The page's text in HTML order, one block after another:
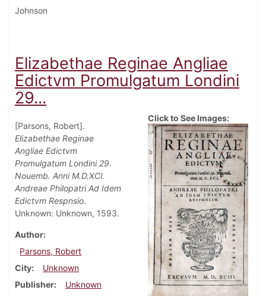
Johnson
Elizabethae Reginae Angliae
Edictvm Promulgatum Londini
29...
[Parsons, Robert].
Elizabethae Reginae
Angliae Edictvm
Promulgatum Londini 29.
Nouemb. Anni M.D.XCI.
Andreae Philopatri Ad Idem
Edictvm Respnsio.
Unknown: Unknown, 1593.
Author
Parsons, Robert
City
Unknown
Publisher
Unknown
Click to See Images: